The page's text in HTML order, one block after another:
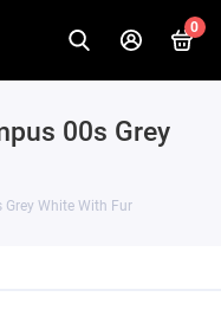
0
00s Grey
White With Fur